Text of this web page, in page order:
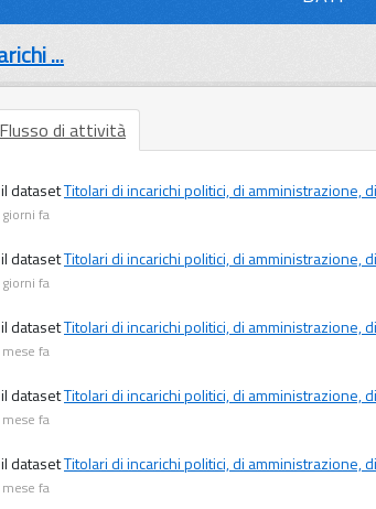
...
Flusso di attività
datasetTitolari di incarichi politici, di amministrazione,
fa
datasetTitolari di incarichi politici, di amministrazione,
fa
datasetTitolari di incarichi politici, di amministrazione,
mese fa
datasetTitolari di incarichi politici, di amministrazione,
mese fa
datasetTitolari di incarichi politici, di amministrazione,
mese fa